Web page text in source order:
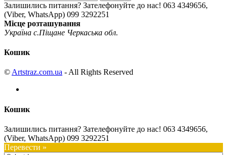
Залишились питання? Зателефонуйте до нас! 063 4349656,
(Viber, WhatsApp) 099 3292251
Місце розташування
Україна с.Піщане Черкаська обл.
Кошик
© Artstraz.com.ua - All Rights Reserved
Кошик
Залишились питання? Зателефонуйте до нас! 063 4349656,
(Viber, WhatsApp) 099 3292251
Перевести »